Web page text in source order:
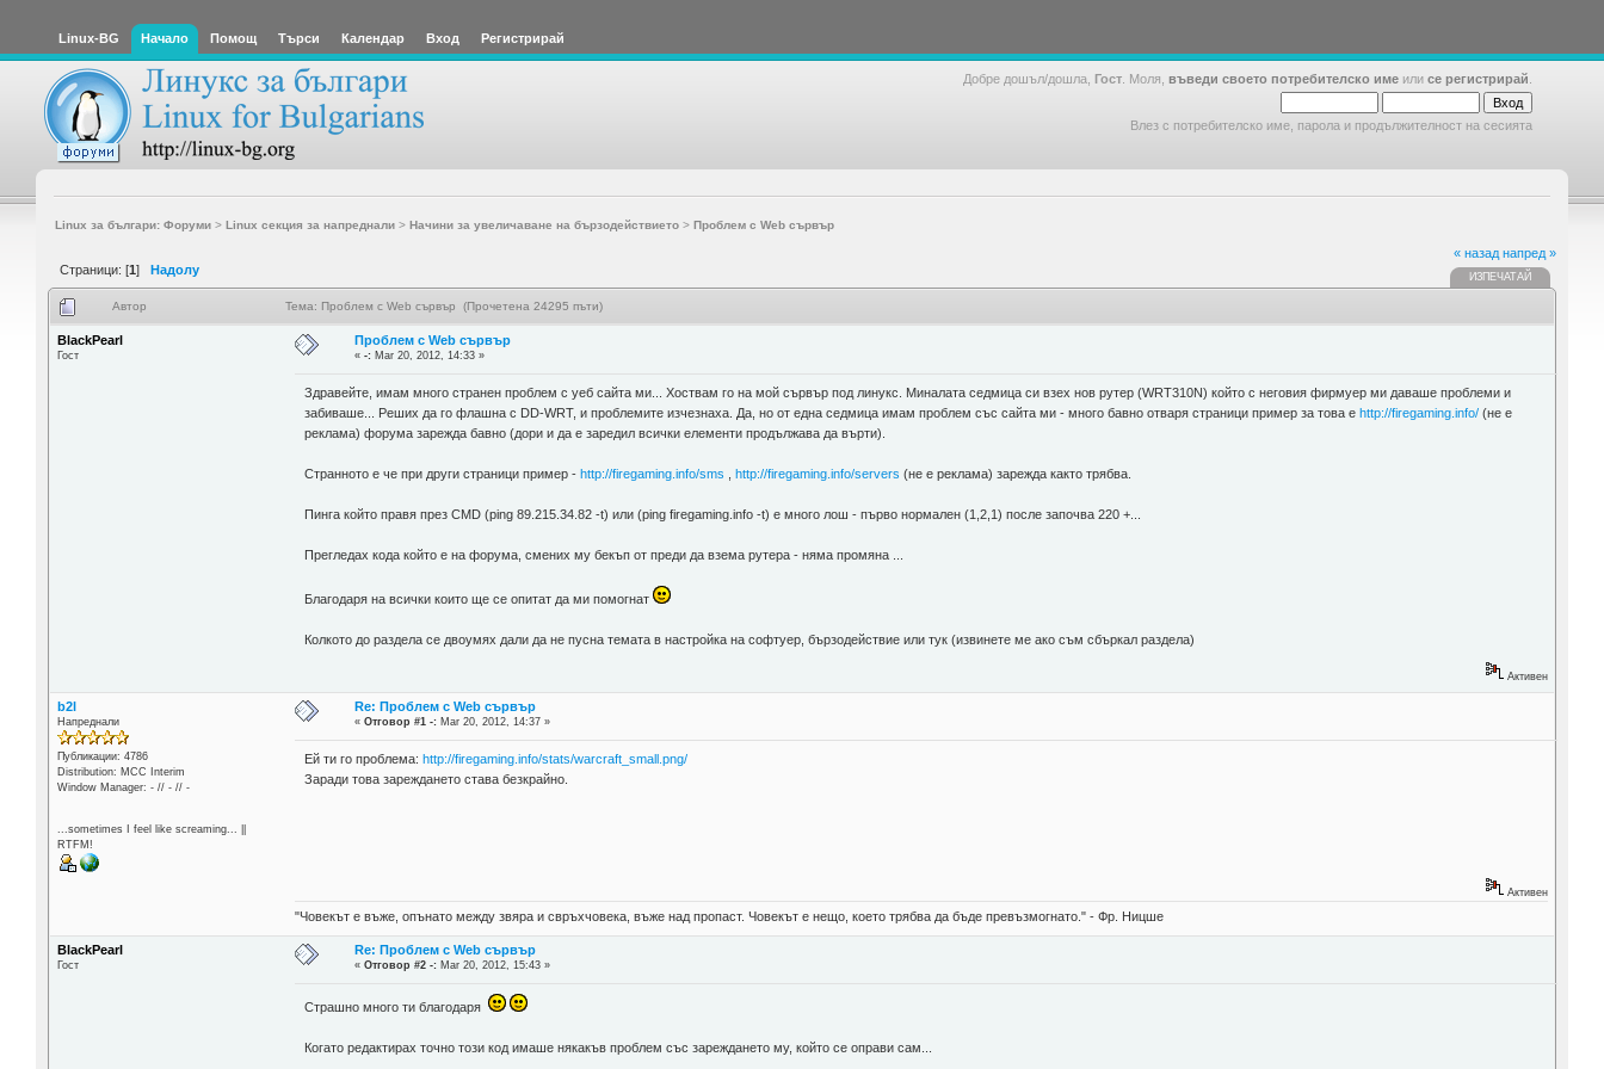
Linux-BG Начало Помощ Търси Календар Вход Регистрирай
Добре дошъл/дошла, Гост . Моля, въведи своето потребителско име или се регистрирай
Влез с потребителско име, парола и продължителност на сесията
Linux за българи: Форуми> Linux секция за напреднали> Начини за увеличаване на бързодействието> Проблем с Web сървър
Страници: [1] Надолу
« назад напред »
ИЗПЕЧАТАЙ
Автор Тема: Проблем с Web сървър (Прочетена 24295 пъти)
BlackPearl
Гост
Проблем с Web сървър
«-: Mar 20, 2012, 14:33 »
Здравейте, имам много странен проблем с уеб сайта ми... Хоствам го на мой сървър под линукс. Миналата седмица си взех нов рутер (WRT310N) който с неговия фирмуер ми даваше проблеми и
забиваше... Реших да го флашна с DD-WRT, и проблемите изчезнаха. Да, но от една седмица имам проблем със сайта ми - много бавно отваря страници пример за това е http://firegaming.info/ (не е
реклама) форума зарежда бавно (дори и да е заредил всички елементи продължава да върти).
Странното е че при други страници пример - http://firegaming.info/sms http://firegaming.info/servers (не е реклама) зарежда както трябва.
Пинга който правя през CMD (ping 89.215.34.82 -t) или (ping firegaming.info -t) е много лош - първо нормален (1,2,1) после започва 220 +...
Прегледах кода който е на форума, смених му бекъп от преди да взема рутера - няма промяна ...
Благодаря на всички които ще се опитат да ми помогнат
Колкото до раздела се двоумях дали да не пусна темата в настройка на софтуер, бързодействие или тук (извинете ме ако съм сбъркал раздела)
Активен
b2l
Напреднали
Публикации: 4786
Distribution: MCC Interim
Window Manager: - // - // -
...sometimes I feel like screaming... ||
RTFM!
Re: Проблем с Web сървър
«Отговор #1 -: Mar 20, 2012, 14:37 »
Ей ти го проблема: http://firegaming.info/stats/warcraft_small.png/
Заради това зареждането става безкрайно.
Активен
"Човекът е въже, опънато между звяра и свръхчовека, въже над пропаст. Човекът е нещо, което трябва да бъде превъзмогнато." - Фр. Ницше
BlackPearl
Гост
Re: Проблем с Web сървър
«Отговор #2 -: Mar 20, 2012, 15:43 »
Страшно много ти благодаря
Когато редактирах точно този код имаше някакъв проблем със зареждането му, който се оправи сам...